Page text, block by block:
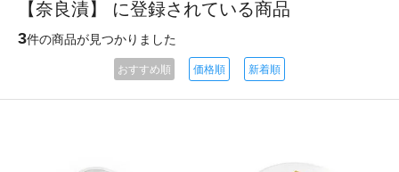
【奈良漬】 に登録されている商品
3件の商品が見つかりました
おすすめ順 価格順 新着順